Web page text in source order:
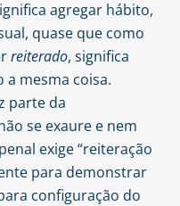
agregar hábito,
quase que como
reiterado, significa
mesma coisa.
parte da
se exaure e nem
exige “reiteração
para demonstrar
configuração do